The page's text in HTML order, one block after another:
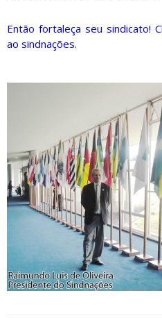
Então fortaleça seu sindicato!
ao sindnações.